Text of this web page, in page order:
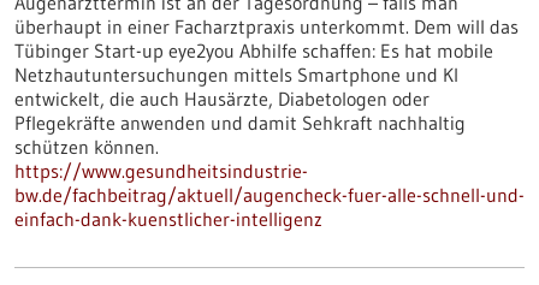
überhaupt in einer Facharztpraxis unterkommt. Dem will das
Tübinger Start-up eye2you Abhilfe schaffen: Es hat mobile
Netzhautuntersuchungen mittels Smartphone und KI
entwickelt, die auch Hausärzte, Diabetologen oder
Pflegekräfte anwenden und damit Sehkraft nachhaltig
schützen können.
https://www.gesundheitsindustrie-
bw.de/fachbeitrag/aktuell/augencheck-fuer-alle-schnell-und-
einfach-dank-kuenstlicher-intelligenz